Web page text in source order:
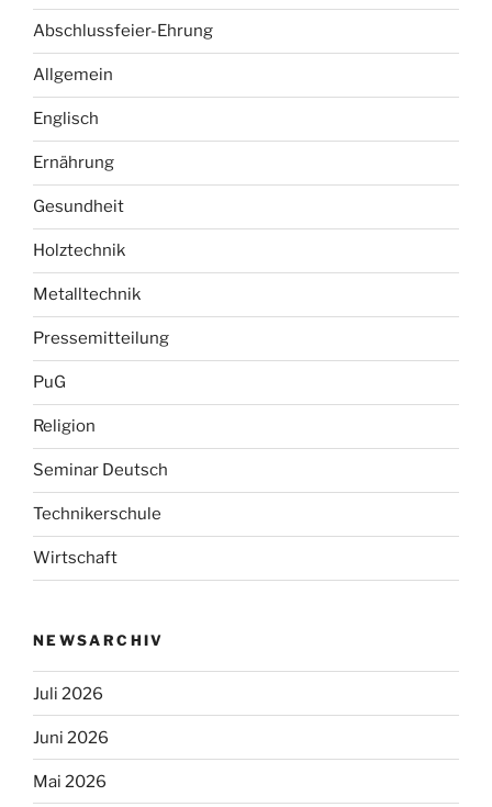
Abschlussfeier-Ehrung
Allgemein
Englisch
Ernährung
Gesundheit
Holztechnik
Metalltechnik
Pressemitteilung
PuG
Religion
Seminar Deutsch
Technikerschule
Wirtschaft
NEWSARCHIV
Juli 2026
Juni 2026
Mai 2026